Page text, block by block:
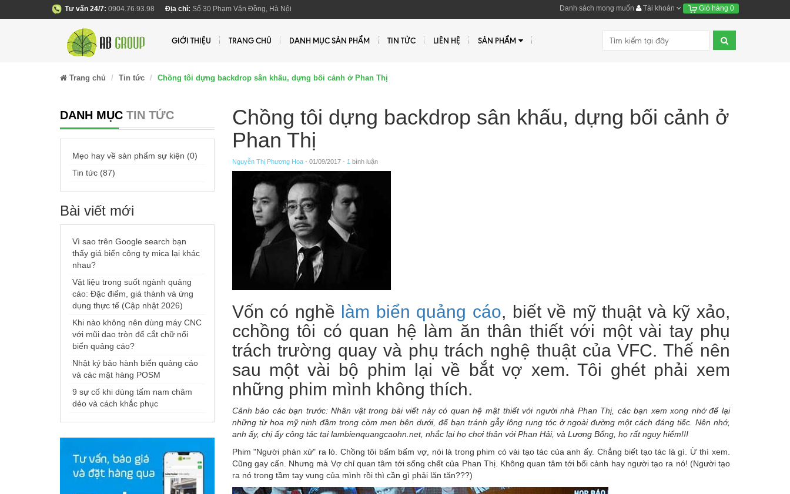
Tư vấn 24/7: 0904.76.93.98 Địa chỉ: Số 30 Phạm Văn Đồng, Hà Nội Danh sách mong muốn Tài khoản Giỏ hàng 0
GIỚI THIỆU TRANG CHỦ DANH MỤC SẢN PHẨM TIN TỨC LIÊN HỆ SẢN PHẨM
Trang chủ Tin tức Chồng tôi dựng backdrop sân khấu, dựng bối cảnh ở Phan Thị
DANH MỤC TIN TỨC
Mẹo hay về sản phẩm sự kiện (0)
Tin tức (87)
Bài viết mới
Vì sao trên Google search bạn
thấy giá biển công ty mica lại khác
nhau?
Vật liệu trong suốt ngành quảng
cáo: Đặc điểm, giá thành và ứng
dụng thực tế (Cập nhật 2026)
Khi nào không nên dùng máy CNC
với mũi dao tròn để cắt chữ nổi
biển quảng cáo?
Nhật ký bảo hành biển quảng cáo
và các mặt hàng POSM
9 sự cố khi dùng tấm nam châm
dẻo và cách khắc phục
Chồng tôi dựng backdrop sân khấu, dựng bối cảnh ở
Phan Thị
Nguyễn Thị Phương Hoa- 01/09/2017 - 1 bình luận
Vốn có nghề làm biển quảng cáo, biết về mỹ thuật và kỹ xảo,
cchồng tôi có quan hệ làm ăn thân thiết với một vài tay phụ
trách trường quay và phụ trách nghệ thuật của VFC. Thế nên
sau một vài bộ phim lại về bắt vợ xem. Tôi ghét phải xem
những phim mình không thích.
Cảnh báo các bạn trước: Nhân vật trong bài viết này có quan hệ mật thiết với người nhà Phan Thị, các bạn xem xong nhớ để lại
những từ hoa mỹ nịnh đầm trong còm men bên dưới, để bạn tránh gẫy lông rụng tóc ở ngoài đường một cách đáng tiếc. Nên nhớ,
anh ấy, chị ấy công tác tại lambienquangcaohn.net, nhắc lại họ chơi thân với Phan Hải, và Lương Bổng, họ rất nguy hiểm!!!
Phim "Người phán xử" ra lò. Chồng tôi bấm bấm vợ, nói là trong phim có vài tạo tác của anh ấy. Chẳng biết tạo tác là gì. Ừ thì xem.
Cũng gay cấn. Nhưng mà Vợ chỉ quan tâm tới sống chết của Phan Thị. Không quan tâm tới bối cảnh hay người tạo ra nó! (Người tạo
ra nó trong tầm tay vung của mình rồi thì cần gì phải lăn tăn???)